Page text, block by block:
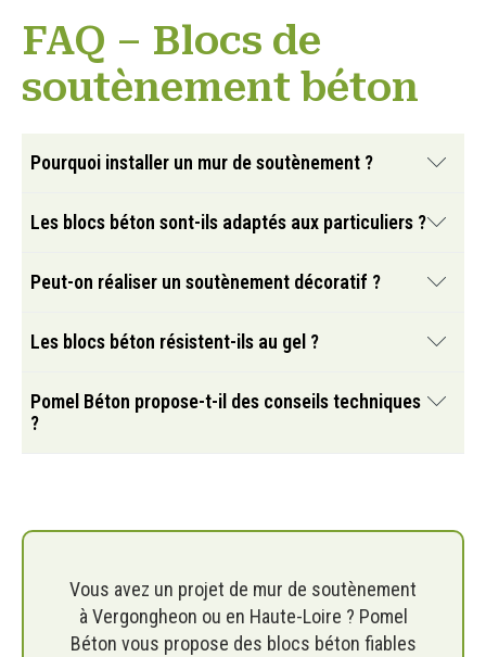
FAQ – Blocs de
soutènement béton
Pourquoi installer un mur de soutènement ?
terrains en pente.
Les blocs béton sont-ils adaptés aux particuliers ?
pour les projets résidentiels.
Peut-on réaliser un soutènement décoratif ?
performance technique.
Les blocs béton résistent-ils au gel ?
aménagements extérieurs durables.
Pomel Béton propose-t-il des conseils techniques
?
Vous avez un projet de mur de soutènement
à Vergongheon ou en Haute-Loire ? Pomel
Béton vous propose des blocs béton fiables